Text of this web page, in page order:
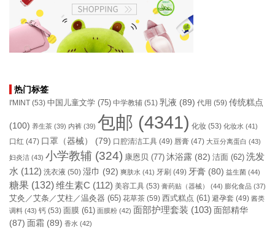
热门标签
I'MINT (53) 中国儿童文学 (75) 中学教辅 (51) 乳液 (89) 代用 (59) 传统糕点
(100) 养生茶 (39) 内裤 (39) 包邮 (4341) 化妆 (53) 化妆水 (41)
口红 (47) 口罩（器械） (79) 口腔清洁工具 (49) 唇膏 (47) 大豆分离蛋白 (43)
妇炎洁 (43) 小学教辅 (324) 康恩贝 (77) 沐浴露 (82) 洁面 (62) 洗发
水 (112) 洗衣液 (50) 湿巾 (92) 爽肤水 (41) 牙刷 (49) 牙膏 (80) 益生菌 (44)
糖果 (132)维生素C (112) 美容工具 (53) 膏药贴（器械） (44) 膨化食品 (37)
艾灸／艾条／艾柱／温灸器 (65) 花草茶 (59) 西式糕点 (61) 避孕套 (49) 酱类
调料 (43) 钙 (53) 面膜 (61) 面膜粉 (42) 面部护理套装 (103) 面部精华
(87) 面霜 (89) 香水 (42)